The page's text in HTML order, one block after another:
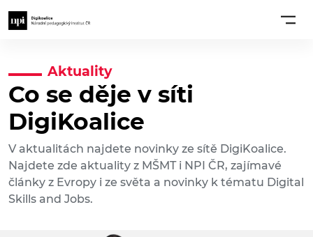
Aktuality
Co se děje v síti
DigiKoalice
V aktualitách najdete novinky ze sítě DigiKoalice.
Najdete zde aktuality z MŠMT i NPI ČR, zajímavé
články z Evropy i ze světa a novinky k tématu Digital
Skills and Jobs.